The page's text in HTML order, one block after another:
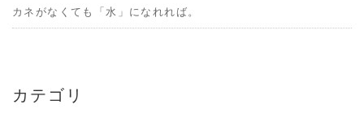
カネがなくても「水」になれれば。
カテゴリ